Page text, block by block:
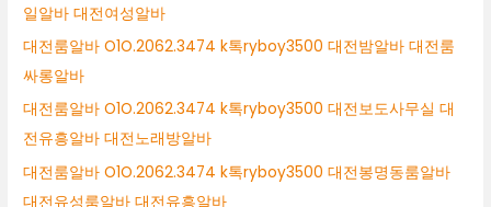
일알바 대전여성알바
대전룸알바 O1O.2062.3474 k톡ryboy3500 대전밤알바 대전룸
싸롱알바
대전룸알바 O1O.2062.3474 k톡ryboy3500 대전보도사무실 대
전유흥알바 대전노래방알바
대전룸알바 O1O.2062.3474 k톡ryboy3500 대전봉명동룸알바
대전유성룸알바 대전유흥알바